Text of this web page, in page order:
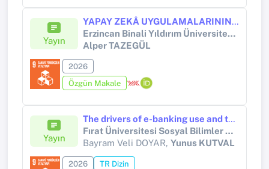
Yayın
YAPAY ZEKÂ UYGULAMALARININ MUHASEBE MESLEĞİNE ETKİLERİ: DEĞİŞEN ROLLER VE SORUMLULUKLAR KAPSAMINDA KARS İLİNDE BİR UYGULAMA
Erzincan Binali Yıldırım Üniversitesi İktisadi ve İdari Bilimler Fakültesi Dergisi
Alper TAZEGÜL
2026
Özgün Makale
Yayın
The drivers of e-banking use and the role of the Internet of Things in Türkiye: Considering internet use to address sample selection bias
Fırat Üniversitesi Sosyal Bilimler Dergisi
Bayram Veli DOYAR, Yunus KUTVAL
2026
TR Dizin